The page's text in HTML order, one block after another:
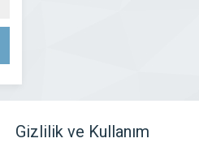
Gizlilik ve Kullanım